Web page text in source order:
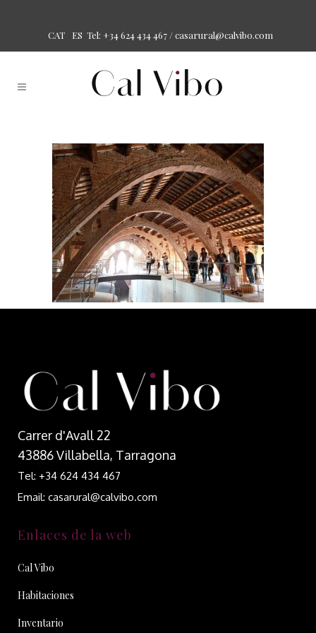
CAT ES Tel: +34 624 434 467 / casarural@calvibo.com
Carrer d'Avall 22
43886 Villabella, Tarragona
Tel: +34 624 434 467
Email: casarural@calvibo.com
Enlaces de la web
Cal Vibo
Habitaciones
Inventario